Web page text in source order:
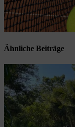
Ähnliche Beiträge